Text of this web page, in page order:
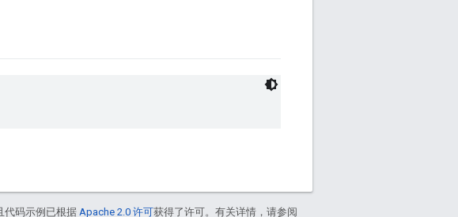
代码示例已根据 Apache 2.0 许可获得了许可。有关详情，请参阅